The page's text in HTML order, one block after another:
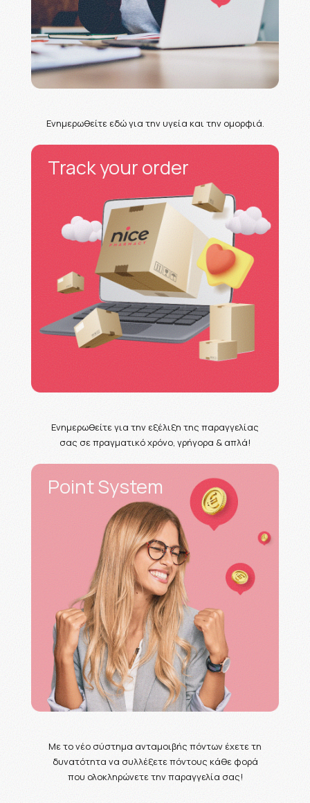
Ενημερωθείτε εδώ για την υγεία και την ομορφιά.
Track your order
Ενημερωθείτε για την εξέλιξη της παραγγελίας
σας σε πραγματικό χρόνο, γρήγορα & απλά!
Point System
Με το νέο σύστημα ανταμοιβής πόντων έχετε τη
δυνατότητα να συλλέξετε πόντους κάθε φορά
που ολοκληρώνετε την παραγγελία σας!